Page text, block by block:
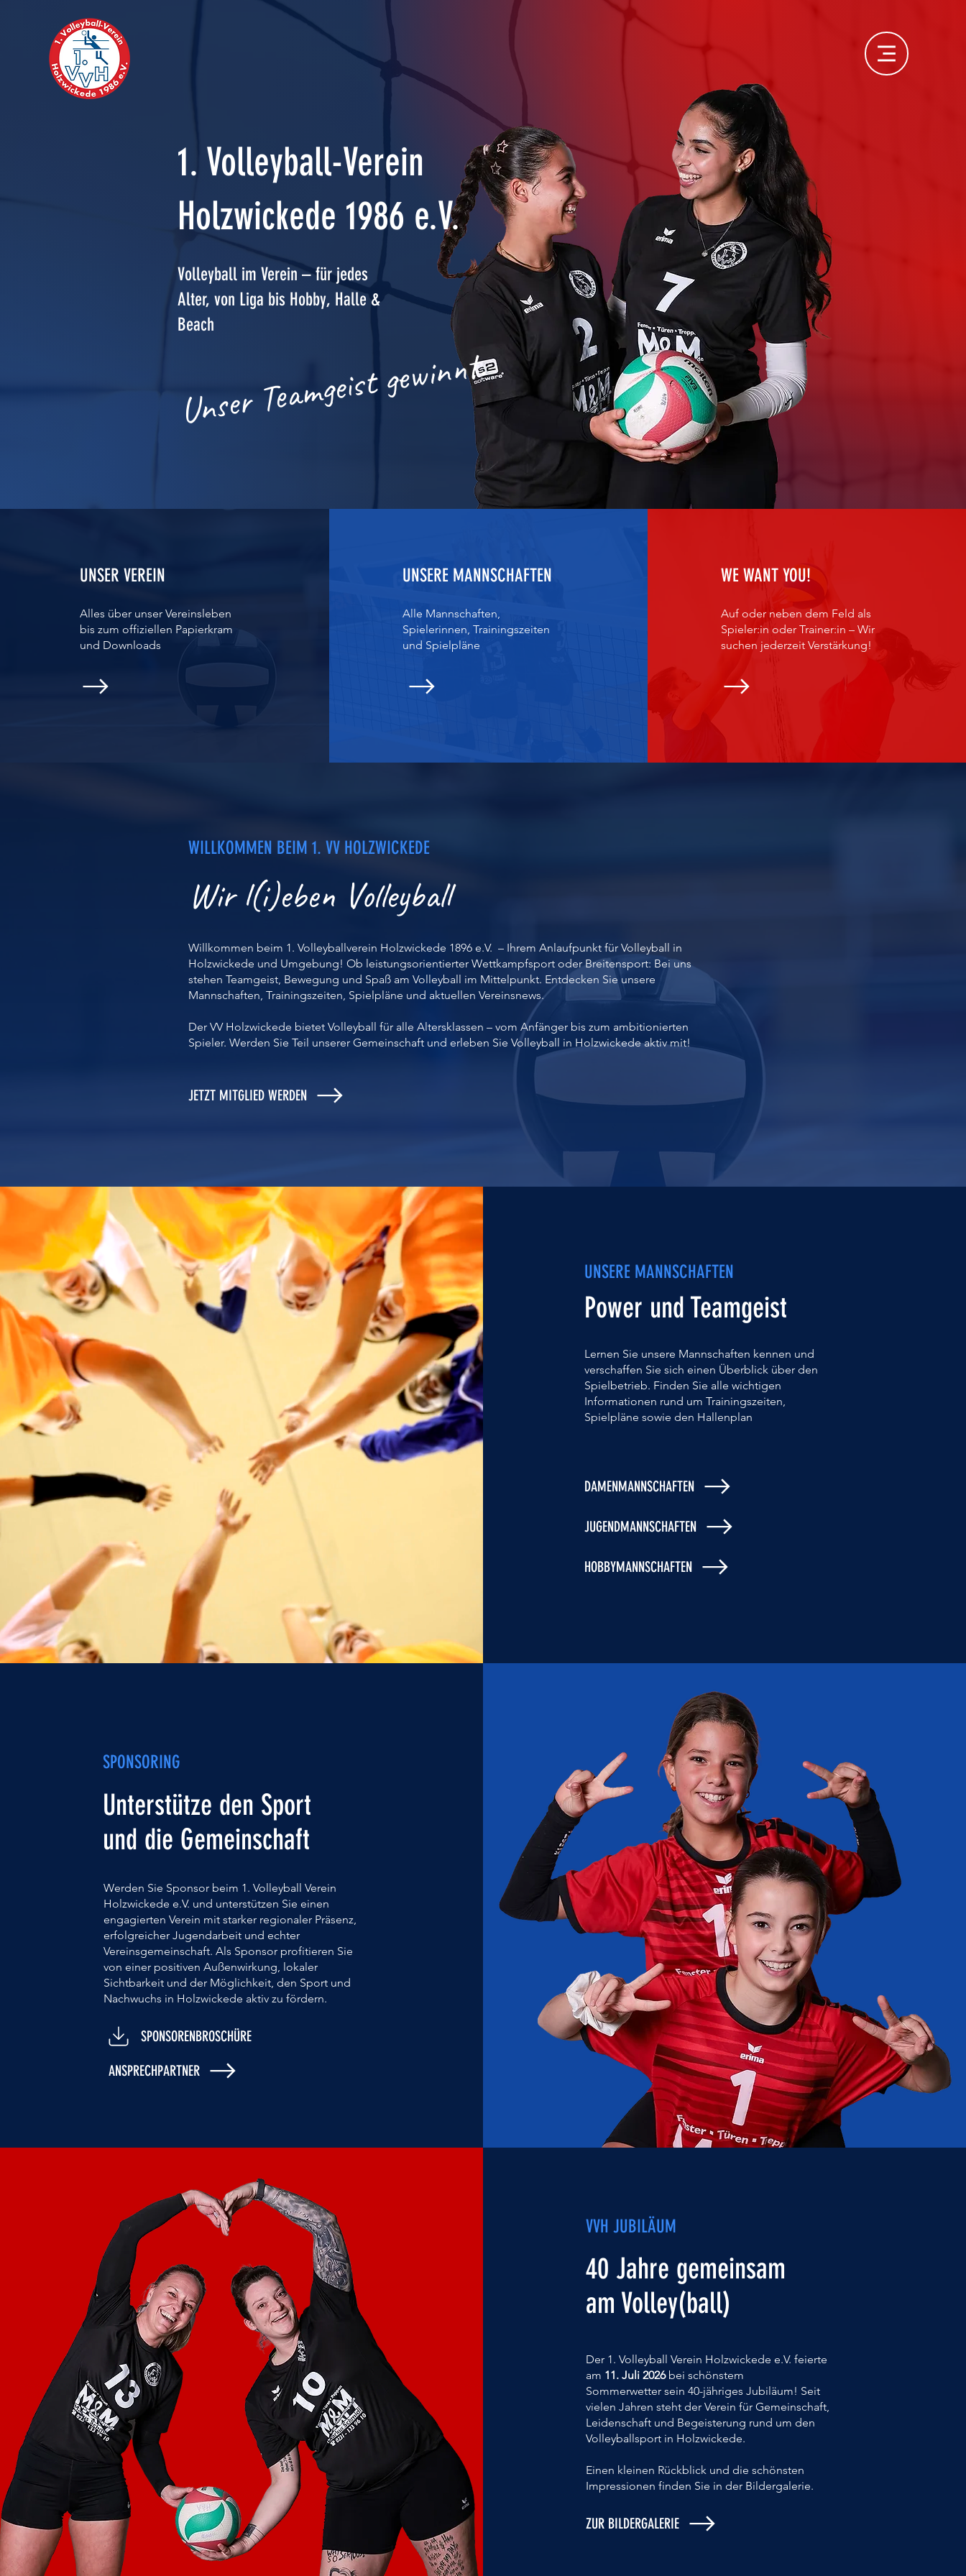
1. Volleyball-Verein
Holzwickede 1986 e.V.
Unser Teamgeist gewinnt.
Volleyball im Verein – für jedes
Alter, von Liga bis Hobby, Halle &
Beach
UNSER VEREIN
Alles über unser Vereinsleben
bis zum offiziellen Papierkram
und Downloads
UNSERE MANNSCHAFTEN
Alle Mannschaften,
Spielerinnen, Trainingszeiten
und Spielpläne
WE WANT YOU!
Auf oder neben dem Feld als
Spieler:in oder Trainer:in – Wir
suchen jederzeit Verstärkung!
WILLKOMMEN BEIM 1. VV HOLZWICKEDE
Wir l(i)eben Volleyball
Willkommen beim 1. Volleyballverein Holzwickede 1896 e.V. – Ihrem Anlaufpunkt für Volleyball in
Holzwickede und Umgebung! Ob leistungsorientierter Wettkampfsport oder Breitensport: Bei uns
stehen Teamgeist, Bewegung und Spaß am Volleyball im Mittelpunkt. Entdecken Sie unsere
Mannschaften, Trainingszeiten, Spielpläne und aktuellen Vereinsnews.
Der VV Holzwickede bietet Volleyball für alle Altersklassen – vom Anfänger bis zum ambitionierten
Spieler. Werden Sie Teil unserer Gemeinschaft und erleben Sie Volleyball in Holzwickede aktiv mit!
JETZT MITGLIED WERDEN
UNSERE MANNSCHAFTEN
Power und Teamgeist
Lernen Sie unsere Mannschaften kennen und
verschaffen Sie sich einen Überblick über den
Spielbetrieb. Finden Sie alle wichtigen
Informationen rund um Trainingszeiten,
Spielpläne sowie den Hallenplan
DAMENMANNSCHAFTEN
JUGENDMANNSCHAFTEN
HOBBYMANNSCHAFTEN
SPONSORING
Unterstütze den Sport
und die Gemeinschaft
Werden Sie Sponsor beim 1. Volleyball Verein
Holzwickede e.V. und unterstützen Sie einen
engagierten Verein mit starker regionaler Präsenz,
erfolgreicher Jugendarbeit und echter
Vereinsgemeinschaft. Als Sponsor profitieren Sie
von einer positiven Außenwirkung, lokaler
Sichtbarkeit und der Möglichkeit, den Sport und
Nachwuchs in Holzwickede aktiv zu fördern.
SPONSORENBROSCHÜRE
ANSPRECHPARTNER
VVH JUBILÄUM
40 Jahre gemeinsam
am Volley(ball)
Der 1. Volleyball Verein Holzwickede e.V. feierte
am 11. Juli 2026bei schönstem
Sommerwetter sein 40-jähriges Jubiläum! Seit
vielen Jahren steht der Verein für Gemeinschaft,
Leidenschaft und Begeisterung rund um den
Volleyballsport in Holzwickede.
Einen kleinen Rückblick und die schönsten
Impressionen finden Sie in der Bildergalerie.
ZUR BILDERGALERIE